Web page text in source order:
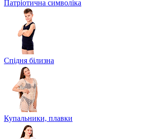
Патріотична символіка
Спідня білизна
Купальники, плавки